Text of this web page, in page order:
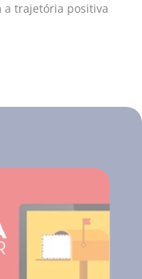
a trajetória positiva